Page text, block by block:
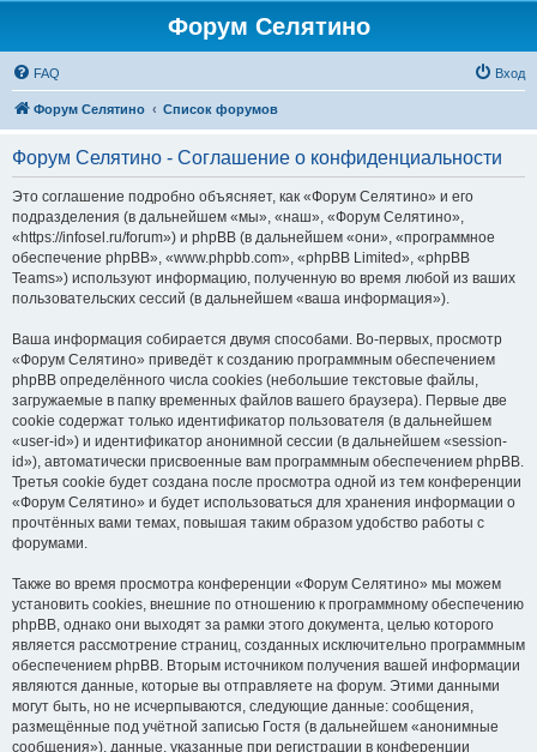
Форум Селятино
FAQ Вход
Форум Селятино Список форумов
Форум Селятино - Соглашение о конфиденциальности
Это соглашение подробно объясняет, как «Форум Селятино» и его
подразделения (в дальнейшем «мы», «наш», «Форум Селятино»,
«https://infosel.ru/forum») и phpBB (в дальнейшем «они», «программное
обеспечение phpBB», «www.phpbb.com», «phpBB Limited», «phpBB
Teams») используют информацию, полученную во время любой из ваших
пользовательских сессий (в дальнейшем «ваша информация»).
Ваша информация собирается двумя способами. Во-первых, просмотр
«Форум Селятино» приведёт к созданию программным обеспечением
phpBB определённого числа cookies (небольшие текстовые файлы,
загружаемые в папку временных файлов вашего браузера). Первые две
cookie содержат только идентификатор пользователя (в дальнейшем
«user-id») и идентификатор анонимной сессии (в дальнейшем «session-
id»), автоматически присвоенные вам программным обеспечением phpBB.
Третья cookie будет создана после просмотра одной из тем конференции
«Форум Селятино» и будет использоваться для хранения информации о
прочтённых вами темах, повышая таким образом удобство работы с
форумами.
Также во время просмотра конференции «Форум Селятино» мы можем
установить cookies, внешние по отношению к программному обеспечению
phpBB, однако они выходят за рамки этого документа, целью которого
является рассмотрение страниц, созданных исключительно программным
обеспечением phpBB. Вторым источником получения вашей информации
являются данные, которые вы отправляете на форум. Этими данными
могут быть, но не исчерпываются, следующие данные: сообщения,
размещённые под учётной записью Гостя (в дальнейшем «анонимные
сообщения»), данные, указанные при регистрации в конференции